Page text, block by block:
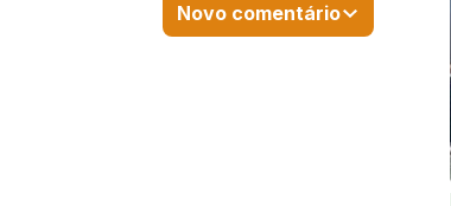
Novo comentário